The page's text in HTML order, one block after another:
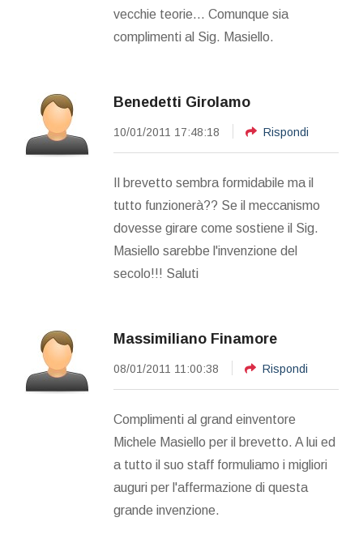
vecchie teorie... Comunque sia
complimenti al Sig. Masiello.
Benedetti Girolamo
10/01/2011 17:48:18 Rispondi
Il brevetto sembra formidabile ma il
tutto funzionerà?? Se il meccanismo
dovesse girare come sostiene il Sig.
Masiello sarebbe l'invenzione del
secolo!!! Saluti
Massimiliano Finamore
08/01/2011 11:00:38 Rispondi
Complimenti al grand einventore
Michele Masiello per il brevetto. A lui ed
a tutto il suo staff formuliamo i migliori
auguri per l'affermazione di questa
grande invenzione.